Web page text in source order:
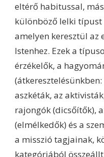
eltérő habitussal,
különböző lelki típust
amelyen keresztül az
Istenhez. Ezek a
érzékelők, a
aszkéták, az
rajongók (dicsőítők),
(elmélkedők) és a
a misszió tagjainak,
kategóriából